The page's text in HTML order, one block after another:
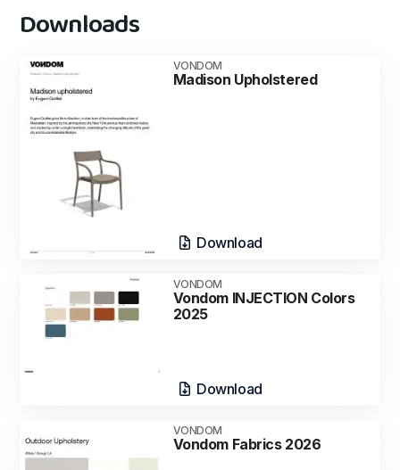
Downloads
VONDOM
Madison Upholstered
Download
VONDOM
Vondom INJECTION Colors
2025
Download
VONDOM
Vondom Fabrics 2026